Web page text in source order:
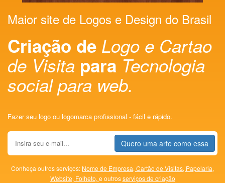
Maior site de Logos e Design do Brasil
Criação de Logo e Cartao
de Visita para Tecnologia
social para web.
Fazer seu logo ou logomarca profissional - fácil e rápido.
Quero uma arte como essa
Conheça outros serviços: Nome de Empresa, Cartão de Visitas, Papelaria,
Website, Folheto, e outrosserviços de criação